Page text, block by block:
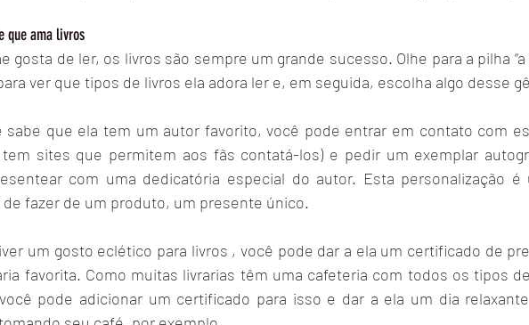
que ama livros
gosta de ler, os livros são sempre um grande sucesso. Olhe para a pilha “a
para ver que tipos de livros ela adora ler e, em seguida, escolha algo desse
sabe que ela tem um autor favorito, você pode entrar em contato com
tem sites que permitem aos fãs contatá-los) e pedir um exemplar
com uma dedicatória especial do autor. Esta personalização é
fazer de um produto, um presente único.
um gosto eclético para livros , você pode dar a ela um certificado de
favorita. Como muitas livrarias têm uma cafeteria com todos os tipos
pode adicionar um certificado para isso e dar a ela um dia